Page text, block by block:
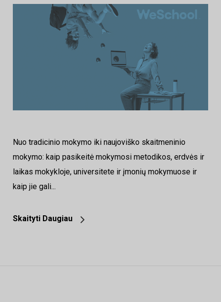
Nuo tradicinio mokymo iki naujoviško skaitmeninio
mokymo: kaip pasikeitė mokymosi metodikos, erdvės ir
laikas mokykloje, universitete ir įmonių mokymuose ir
kaip jie gali...
Skaityti Daugiau